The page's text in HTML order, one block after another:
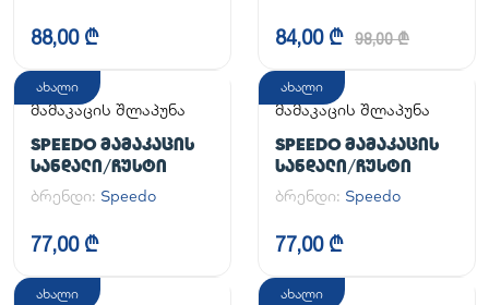
88,00 ₾ 84,00 ₾ 98,00 ₾
ახალი
მამაკაცის შლაპუნა
SPEEDO ᲛᲐᲛᲐᲙᲐᲪᲘᲡ
ᲡᲐᲜᲓᲐᲚᲘ/ᲩᲣᲡᲢᲘ
ბრენდი: Speedo
77,00 ₾
ახალი
მამაკაცის შლაპუნა
SPEEDO ᲛᲐᲛᲐᲙᲐᲪᲘᲡ
ᲡᲐᲜᲓᲐᲚᲘ/ᲩᲣᲡᲢᲘ
ბრენდი: Speedo
77,00 ₾
ახალი ახალი